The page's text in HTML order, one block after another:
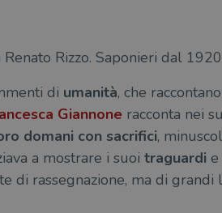
Rizzo. Saponieri dal
di umanità, che
Giannone racconta nei
domani con sacrifici,
a mostrare i suoi traguardie
di rassegnazione, ma di